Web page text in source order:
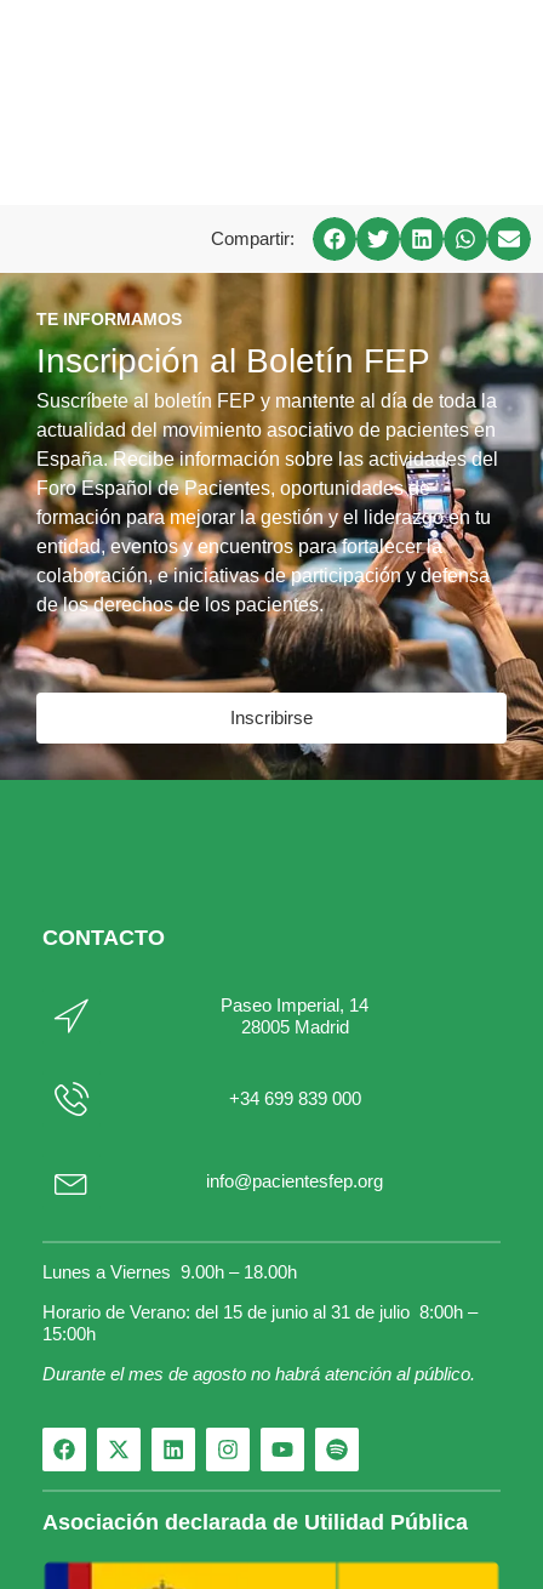
Compartir:
TE INFORMAMOS
Inscripción al Boletín FEP
Suscríbete al boletín FEP y mantente al día de toda la
actualidad del movimiento asociativo de pacientes en
España. Recibe información sobre las actividades del
Foro Español de Pacientes, oportunidades de
formación para mejorar la gestión y el liderazgo en tu
entidad, eventos y encuentros para fortalecer la
colaboración, e iniciativas de participación y defensa
de los derechos de los pacientes.
Inscribirse
CONTACTO
Paseo Imperial, 14
28005 Madrid
+34 699 839 000
info@pacientesfep.org
Lunes a Viernes 9.00h – 18.00h
Horario de Verano: del 15 de junio al 31 de julio 8:00h –
15:00h
Durante el mes de agosto no habrá atención al público.
Asociación declarada de Utilidad Pública